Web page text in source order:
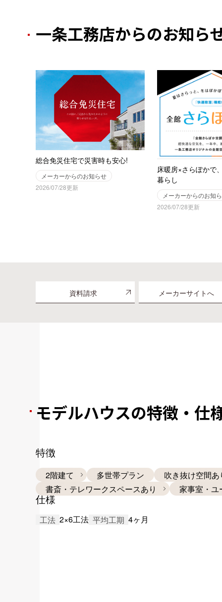
一条工務店からのお知ら
総合免災住宅で災害時も安心!
メーカーからのお知らせ
2026/07/28更新
床暖房×さらぽかで
暮らし
メーカーからのお知
2026/07/28更新
資料請求 メーカーサイトへ
モデルハウスの特徴・仕
特徴
2階建て 多世帯プラン
吹き抜け空間あ
書斎・テレワークスペースあり
家事室・ユ
仕様
工法 2×6工法 平均工期 4ヶ月